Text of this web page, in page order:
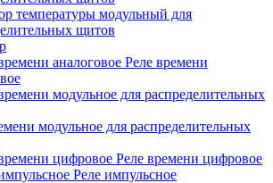
температуры модульный для
щитов
Реле времени
модульное для распределительных
Реле времени цифровое
Реле импульсное